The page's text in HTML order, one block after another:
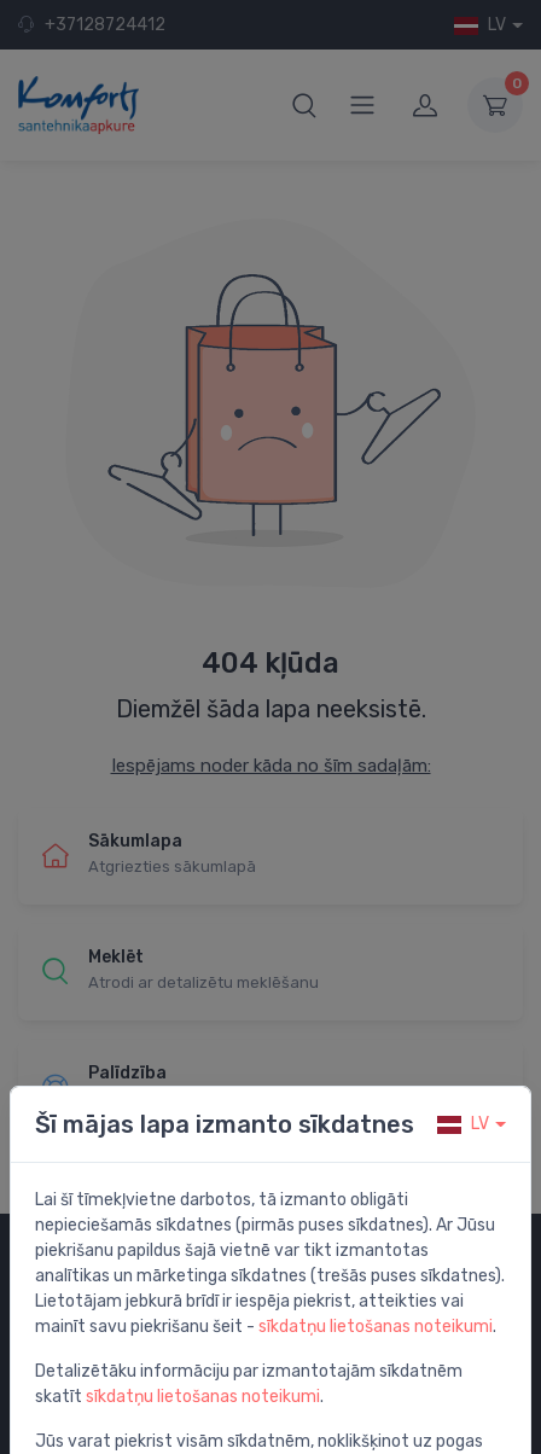
+37128724412 LV
0
404 kļūda
Diemžēl šāda lapa neeksistē.
Iespējams noder kāda no šīm sadaļām:
Sākumlapa
Atgriezties sākumlapā
Meklēt
Atrodi ar detalizētu meklēšanu
Palīdzība
Kategorijas
Izpārdošana
Maisītāji
Izlietnes
Tualetes podi
Šī mājas lapa izmanto sīkdatnes LV
Lai šī tīmekļvietne darbotos, tā izmanto obligāti
nepieciešamās sīkdatnes (pirmās puses sīkdatnes). Ar Jūsu
piekrišanu papildus šajā vietnē var tikt izmantotas
analītikas un mārketinga sīkdatnes (trešās puses sīkdatnes).
Lietotājam jebkurā brīdī ir iespēja piekrist, atteikties vai
mainīt savu piekrišanu šeit - sīkdatņu lietošanas noteikumi.
Detalizētāku informāciju par izmantotajām sīkdatnēm
skatīt sīkdatņu lietošanas noteikumi.
Jūs varat piekrist visām sīkdatnēm, noklikšķinot uz pogas